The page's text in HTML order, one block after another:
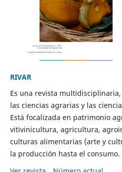
RIVAR
Es una revista
las ciencias agrarias y las
Está focalizada en patrimonio
vitivinicultura, agricultura,
culturas alimentarias (arte y
la producción hasta el consumo.